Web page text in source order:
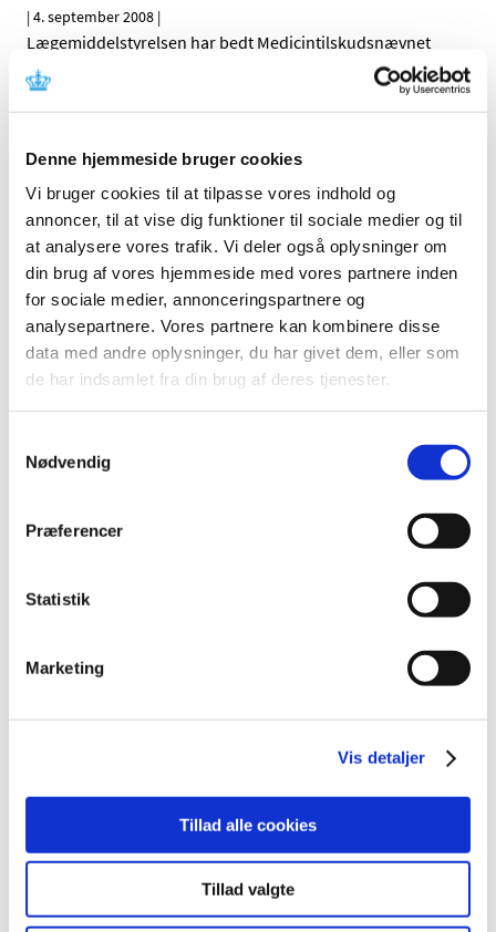
Denne hjemmeside bruger cookies
Vi bruger cookies til at tilpasse vores indhold og
annoncer, til at vise dig funktioner til sociale medier og til
at analysere vores trafik. Vi deler også oplysninger om
din brug af vores hjemmeside med vores partnere inden
for sociale medier, annonceringspartnere og
analysepartnere. Vores partnere kan kombinere disse
data med andre oplysninger, du har givet dem, eller som
de har indsamlet fra din brug af deres tjenester.
Nødvendig
Præferencer
Statistik
Marketing
Vis detaljer
Tillad alle cookies
Tillad valgte
|4. september 2008 |
Lægemiddelstyrelsen har bedt Medicintilskudsnævnet
om at revurdere tilskudsstatus for lægemidler, der er…
indstilling om fremtidig tilskudsstatus for
|
Medicintilskudsnævnets indstilling vedrørende fremtidig
tilskudsstatus for lægemidler til hjerte-karsygdomme i
Revurdering af tilskudsstatus for lægemidler
til hjerte-karsygdomme i ATC-grupperne C02,
C03, C07, C08 og C09
foranledning revurderet tilskudsstatus for lægemidler,
…
Alle (2507)
2026 (85)
2024 (224)
2022 (197)
2018 (150)
2016 (167)